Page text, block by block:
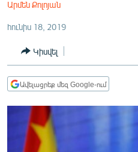
ՏՆՏԵՍՈՒԹՅՈՒՆ
ՂԱՐԱԲԱՂ
ՏԱՐԱԾԱՇՐՋԱՆ
ՄԻՋԱԶԳԱՅԻՆ
Արմեն Քոլոյան
հունիս 18, 2019
Կիսվել
Ավելացրեք մեզ Google-ում